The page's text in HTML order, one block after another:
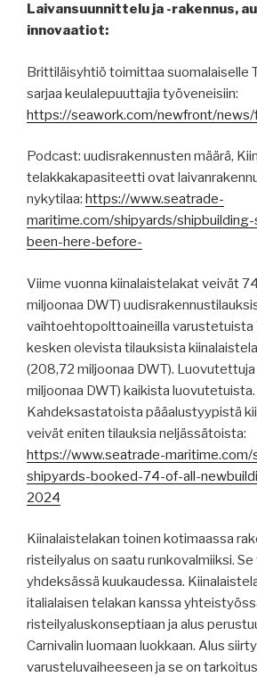
Laivansuunnittelu ja -rakennus,
innovaatiot:
Brittiläisyhtiö toimittaa suomalaiselle
sarjaa keulalepuuttajia työveneisiin:
https://seawork.com/newfront/
Podcast: uudisrakennusten määrä,
telakkakapasiteetti ovat
nykytilaa: https://www.seatrade-
maritime.com/shipyards/
been-here-before-
Viime vuonna kiinalaistelakat veivät
miljoonaa DWT)
vaihtoehtopolttoaineilla varustetuista
kesken olevista tilauksista
(208,72 miljoonaa DWT).
miljoonaa DWT) kaikista luovutetuista.
Kahdeksastatoista pääalustyypistä
veivät eniten tilauksia neljässätoista:
https://www.seatrade-maritime.com/
shipyards-booked-74-of-all-
2024
Kiinalaistelakan toinen kotimaassa
risteilyalus on saatu runkovalmiiksi.
yhdeksässä kuukaudessa.
italialaisen telakan kanssa
risteilyaluskonseptiaan ja alus
Carnivalin luomaan luokkaan. Alus
varusteluvaiheeseen ja se on